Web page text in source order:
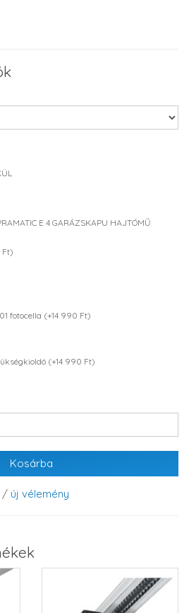
E 4 GARÁZSKAPU HAJTÓMŰ
Ft)
fotocella (+14 990 Ft)
(+14 990 Ft)
Kosárba
/ új vélemény